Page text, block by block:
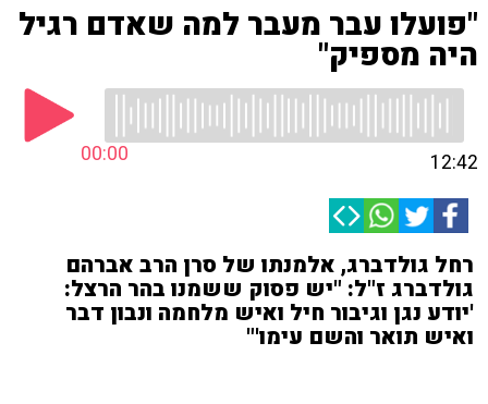
"פועלו עבר מעבר למה שאדם רגיל
היה מספיק"
00:00 12:42
רחל גולדברג, אלמנתו של סרן הרב אברהם
גולדברג ז"ל: "יש פסוק ששמנו בהר הרצל:
'יודע נגן וגיבור חיל ואיש מלחמה ונבון דבר
ואיש תואר והשם עימו'"